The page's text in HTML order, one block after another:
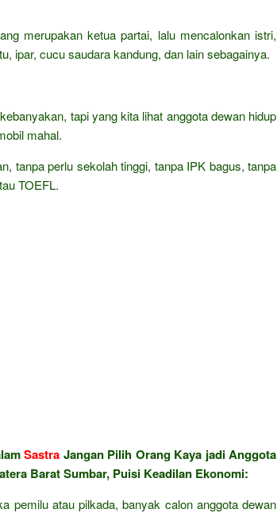
merupakan ketua partai, lalu mencalonkan istri,
ipar, cucu saudara kandung, dan lain sebagainya.
tapi yang kita lihat anggota dewan hidup
mahal.
tanpa perlu sekolah tinggi, tanpa IPK bagus, tanpa
TOEFL.
Sastra Jangan Pilih Orang Kaya jadi Anggota
Barat Sumbar, Puisi Keadilan Ekonomi:
pemilu atau pilkada, banyak calon anggota dewan